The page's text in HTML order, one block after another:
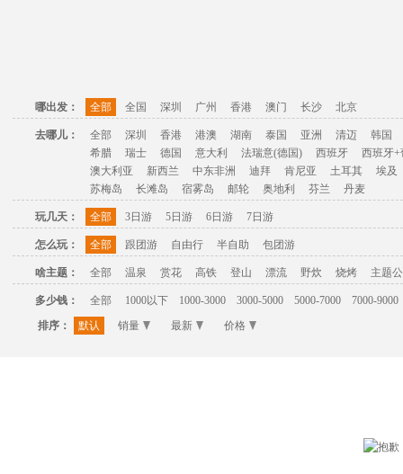
哪出发： 全部 全国 深圳 广州 香港 澳门 长沙 北京
去哪儿： 全部 深圳 香港 港澳 湖南 泰国 亚洲 清迈
韩国
希腊
瑞士 德国 意大利 法瑞意(德国) 西班牙
西班牙+
澳大利亚
新西兰 中东非洲 迪拜 肯尼亚 土耳其
埃及
苏梅岛
长滩岛 宿雾岛 邮轮 奥地利 芬兰 丹麦
玩几天： 全部 3日游 5日游 6日游 7日游
怎么玩： 全部 跟团游 自由行 半自助 包团游
啥主题： 全部 温泉 赏花 高铁 登山 漂流 野炊 烧烤 主题
多少钱： 全部 1000以下 1000-3000 3000-5000 5000-7000
7000-9000
排序：
默认 销量 最新 价格